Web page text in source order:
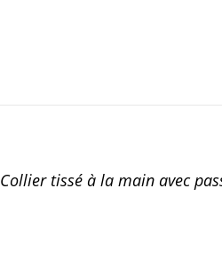
Collier tissé à la main avec